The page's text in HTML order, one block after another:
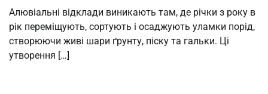
Алювіальні відклади виникають там, де річки з року в
рік переміщують, сортують і осаджують уламки порід,
створюючи живі шари ґрунту, піску та гальки. Ці
утворення […]